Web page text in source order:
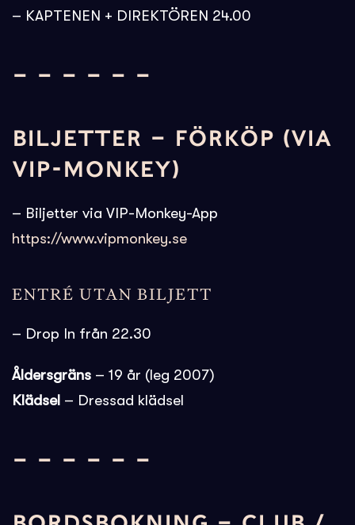
– KAPTENEN + DIREKTÖREN 24.00
– – – – – –
BILJETTER – FÖRKÖP (VIA
VIP-MONKEY)
– Biljetter via VIP-Monkey-App
https://www.vipmonkey.se
ENTRÉ UTAN BILJETT
– Drop In från 22.30
Åldersgräns – 19 år (leg 2007)
Klädsel – Dressad klädsel
– – – – – –